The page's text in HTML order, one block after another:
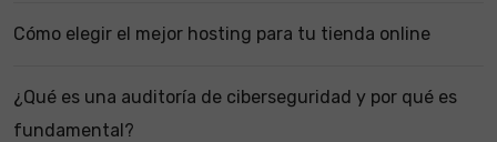
Cómo elegir el mejor hosting para tu tienda online
¿Qué es una auditoría de ciberseguridad y por qué es
fundamental?